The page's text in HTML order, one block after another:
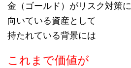
金（ゴールド）がリスク対策に
向いている資産として
持たれている背景には
これまで価値が